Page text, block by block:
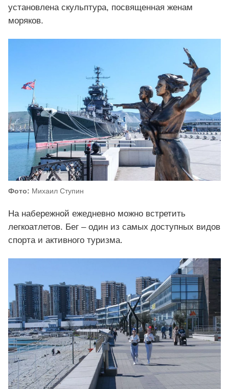
установлена скульптура, посвященная женам
моряков.
Фото: Михаил Ступин
На набережной ежедневно можно встретить
легкоатлетов. Бег – один из самых доступных видов
спорта и активного туризма.